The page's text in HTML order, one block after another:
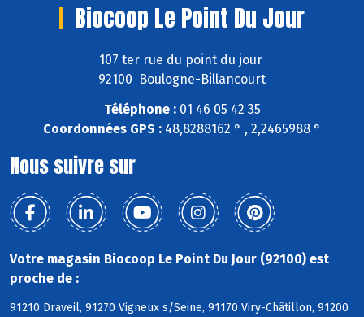
Biocoop Le Point Du Jour
107 ter rue du point du jour
92100 Boulogne-Billancourt
Téléphone :01 46 05 42 35
Coordonnées GPS : 48,8288162 ° , 2,2465988 °
Nous suivre sur
Votre magasin Biocoop Le Point Du Jour (92100) est
proche de :
91210 Draveil, 91270 Vigneux s/Seine, 91170 Viry-Châtillon, 91200